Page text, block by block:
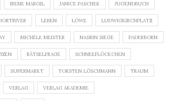
IRENE MARGIL JANICE PASCHEK JUGENDBUCH
LEBEN LÖWE LUDWIGKIRCHPLATZ
MICHÈLE MEISTER NASRIN SIEGE PADERBORN
RÄTSELFRAGE SCHNEEFLÖCKCHEN
SUPERMARKT TORSTEN LÖSCHMANN TRAUM
VERLAG VERLAG AKADEMIE